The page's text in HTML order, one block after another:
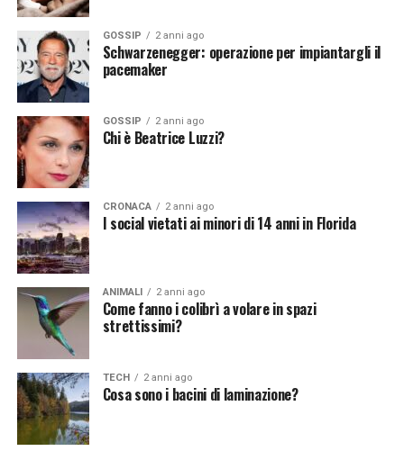
[fonte immagine:
https://pixabay.com/it/photos/veicolo-cromo-
tecnologia-automobile-193213/]
Continua a leggere su atuttonotizie.it
Vuoi essere sempre aggiornato e ricevere le principali
notizie del giorno?Iscriviti alla nostra Newsletter
GOSSIP 2 anni ago
Schwarzenegger: operazione per impiantargli il
pacemaker
GOSSIP 2 anni ago
Chi è Beatrice Luzzi?
CRONACA 2 anni ago
I social vietati ai minori di 14 anni in Florida
ANIMALI 2 anni ago
Come fanno i colibrì a volare in spazi
strettissimi?
TECH 2 anni ago
Cosa sono i bacini di laminazione?